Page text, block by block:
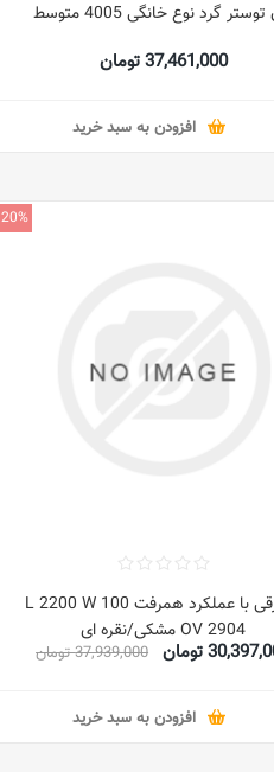
گرد نوع خانگی 4005 متوسط
37,461,000 تومان
افزودن به سبد خرید
20%
فر برقی با عملکرد همرفت 100 L 2200 W
OV 2904 مشکی/نقره ای
تومان 37,939,000 تومان
افزودن به سبد خرید